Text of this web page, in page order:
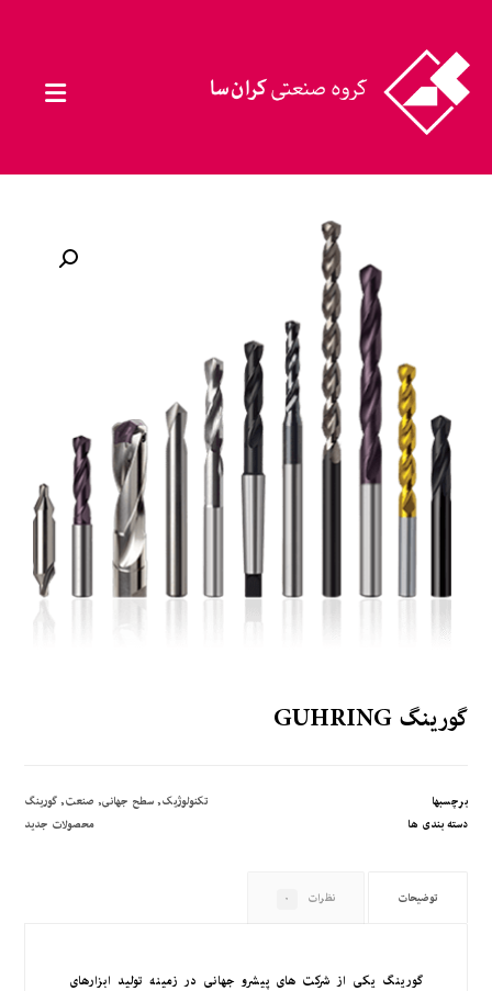
گورینگ GUHRING
برچسبها تکنولوژیک,سطح جهانی, صنعت,گورینگ
دسته بندی ها
محصولات جدید
توضیحات نظرات ۰
گورینگ یکی از شرکت های پیشرو جهانی در زمینه تولید ابزارهای